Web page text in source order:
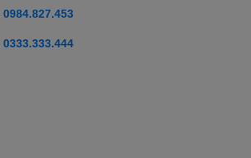
0984.827.453
0333.333.444